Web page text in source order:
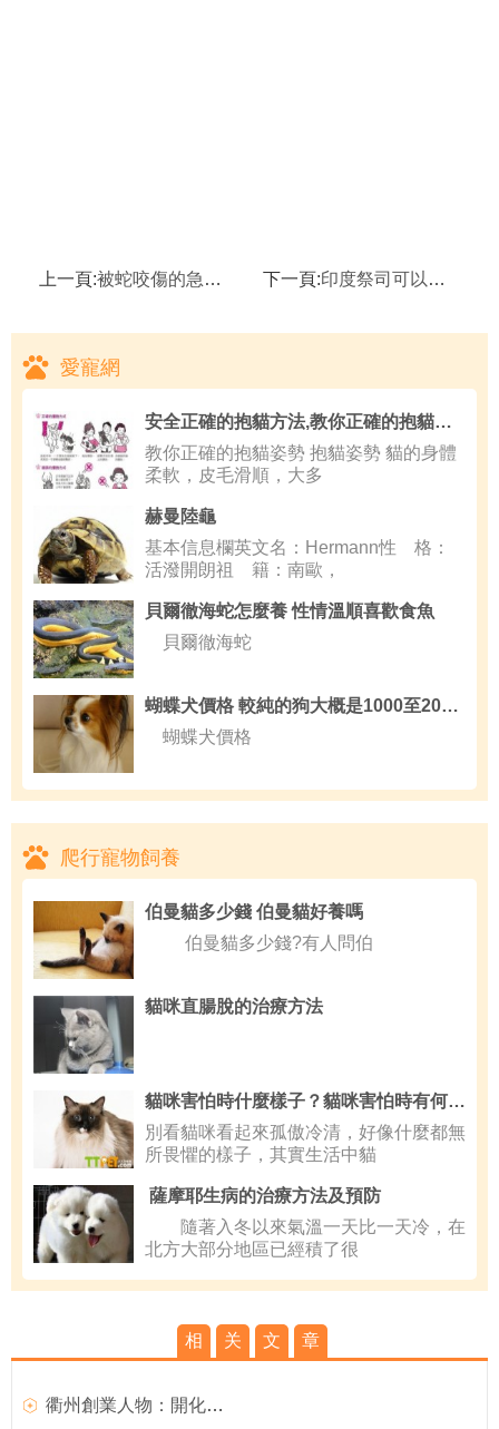
上一頁:被蛇咬傷的急救方法 下一頁:印度祭司可以治療毒蛇咬傷是真的嗎
愛寵網
安全正確的抱貓方法,教你正確的抱貓姿勢
教你正確的抱貓姿勢 抱貓姿勢 貓的身體
柔軟，皮毛滑順，大多
赫曼陸龜
基本信息欄英文名：Hermann性 格：
活潑開朗祖 籍：南歐，
貝爾徹海蛇怎麼養 性情溫順喜歡食魚
貝爾徹海蛇
蝴蝶犬價格 較純的狗大概是1000至2000左右
蝴蝶犬價格
爬行寵物飼養
伯曼貓多少錢 伯曼貓好養嗎
伯曼貓多少錢?有人問伯
貓咪直腸脫的治療方法
貓咪害怕時什麼樣子？貓咪害怕時有何表現？
別看貓咪看起來孤傲冷清，好像什麼都無
所畏懼的樣子，其實生活中貓
薩摩耶生病的治療方法及預防
隨著入冬以來氣溫一天比一天冷，在
北方大部分地區已經積了很
相 关 文 章
衢州創業人物：開化美女與眼鏡蛇共舞